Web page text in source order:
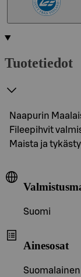
Tuotetiedot
Naapurin
Fileepihvit
Maista ja
Suomi
Ainesosat